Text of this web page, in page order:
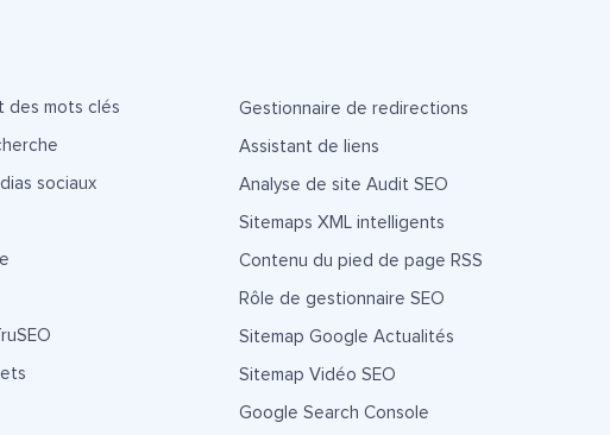
des mots clés
sociaux
Gestionnaire de redirections
Assistant de liens
Analyse de site Audit SEO
Sitemaps XML intelligents
Contenu du pied de page RSS
Rôle de gestionnaire SEO
Sitemap Google Actualités
Sitemap Vidéo SEO
Google Search Console